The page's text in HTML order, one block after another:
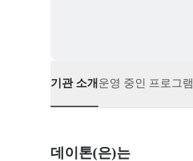
기관 소개 운영 중인 프로그램
데이톤(은)는